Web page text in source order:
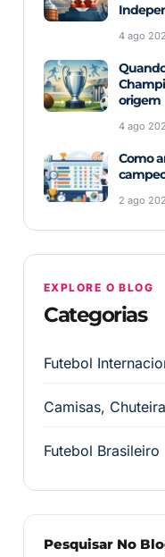
4 ago
origem
4 ago
Como
2 ago
EXPLORE O BLOG
Categorias
Futebol
Camisas,
Futebol Brasileiro
Pesquisar No